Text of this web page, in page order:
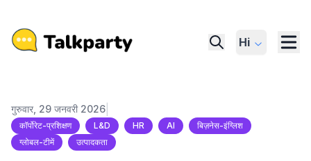
Hi
गुरुवार, 29 जनवरी 2026
कॉर्पोरेट-प्रशिक्षण L&D HR AI
बिज़नेस-इंग्लिश
ग्लोबल-टीमें
उत्पादकता